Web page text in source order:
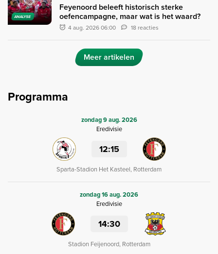
ANALYSE
Feyenoord beleeft historisch sterke
oefencampagne, maar wat is het waard?
4 aug. 2026 06:00 18 reacties
Meer artikelen
Programma
zondag 9 aug. 2026
Eredivisie
12:15
Sparta-Stadion Het Kasteel, Rotterdam
zondag 16 aug. 2026
Eredivisie
14:30
Stadion Feijenoord, Rotterdam